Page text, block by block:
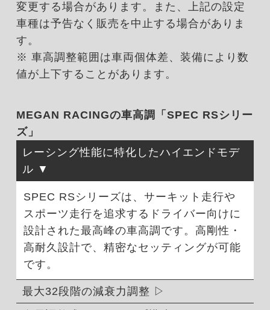
変更する場合があります。また、上記の設定
車種は予告なく販売を中止する場合がありま
す。
※ 車高調整範囲は車両個体差、装備により数
値が上下することがあります。
MEGAN RACINGの車高調「SPEC RSシリー
ズ」
レーシング性能に特化したハイエンドモデ
ル
SPEC RSシリーズは、サーキット走行や
スポーツ走行を追求するドライバー向けに
設計された最高峰の車高調です。高剛性・
高耐久設計で、精密なセッティングが可能
です。
最大32段階の減衰力調整